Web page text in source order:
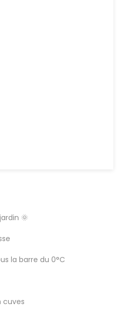
🌞
la barre du 0°C
cuves